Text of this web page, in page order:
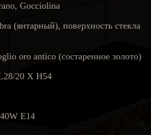
Gocciolina
(янтарный), поверхность стекла
oro antico (состаренное золото)
20 Х H54
E14